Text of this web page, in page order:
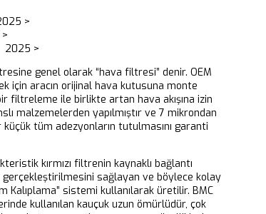
>
2025 >
genel olarak “hava filtresi” denir. OEM
için aracın orijinal hava kutusuna monte
filtreleme ile birlikte artan hava akışına izin
malzemelerden yapılmıştır ve 7 mikrondan
küçük tüm adezyonların tutulmasını garanti
kırmızı filtrenin kaynaklı bağlantı
gerçekleştirilmesini sağlayan ve böylece kolay
Kalıplama” sistemi kullanılarak üretilir. BMC
kullanılan kauçuk uzun ömürlüdür, çok